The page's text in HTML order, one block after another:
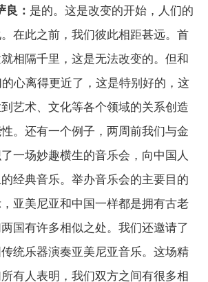
良： 是的。这是改变的开始，人们的
在此之前，我们彼此相距甚远。首
相隔千里，这是无法改变的。但和
心离得更近了，这是特别好的，这
艺术、文化等各个领域的关系创造
。还有一个例子，两周前我们与金
一场妙趣横生的音乐会，向中国人
经典音乐。举办音乐会的主要目的
亚美尼亚和中国一样都是拥有古老
国有许多相似之处。我们还邀请了
统乐器演奏亚美尼亚音乐。这场精
有人表明，我们双方之间有很多相